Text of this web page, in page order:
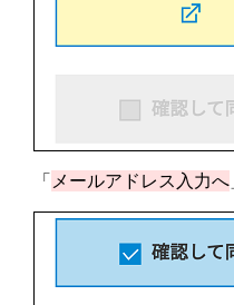
「 メールアドレス入力へ